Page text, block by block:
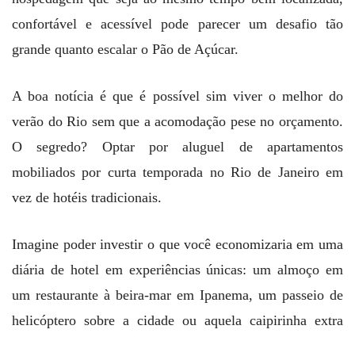
confortável e acessível pode parecer um desafio tão
grande quanto escalar o Pão de Açúcar.
A boa notícia é que é possível sim viver o melhor do
verão do Rio sem que a acomodação pese no orçamento.
O segredo? Optar por aluguel de apartamentos
mobiliados por curta temporada no Rio de Janeiro em
vez de hotéis tradicionais.
Imagine poder investir o que você economizaria em uma
diária de hotel em experiências únicas: um almoço em
um restaurante à beira-mar em Ipanema, um passeio de
helicóptero sobre a cidade ou aquela caipirinha extra